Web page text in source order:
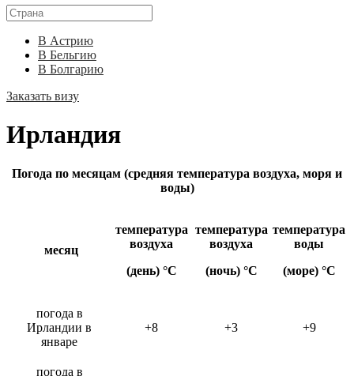
В Астрию
В Бельгию
В Болгарию
Заказать визу
Ирландия
Погода по месяцам (средняя температура воздуха, моря и
воды)
месяц
температура
воздуха
(день) °C
температура
воздуха
(ночь) °C
температура
воды
(море) °C
погода в
Ирландии в
январе
+8 +3 +9
погода в